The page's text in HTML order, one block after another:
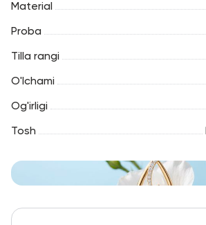
Material
Proba
Tilla rangi
O'lchami
Og'irligi
Tosh